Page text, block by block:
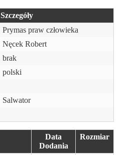
Szczegóły
Prymas praw człowieka
Nęcek Robert
brak
polski
Salwator
Data
Dodania
Rozmiar